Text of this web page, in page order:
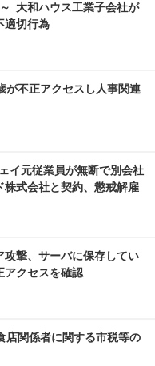
大和ハウス工業子会社が
適切行為
不正アクセスし人事関連
イ元従業員が無断で別会社
式会社と契約、懲戒解雇
撃、サーバに保存してい
アクセスを確認
店関係者に関する市税等の